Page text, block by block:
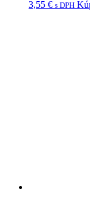
3,55 € s DPH